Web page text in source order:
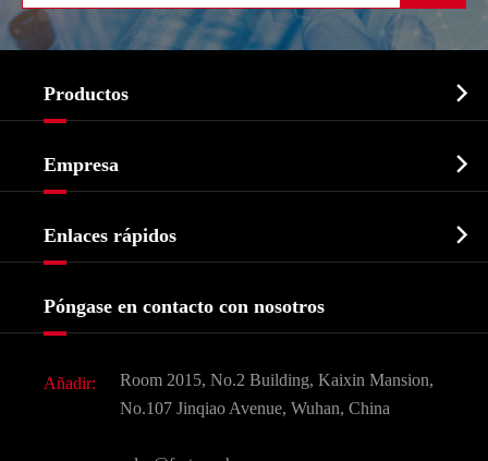
Productos 
Bioquímico
Agroquímicos e intermedios
Ingredientes Cosméticos
Sabores y fragancias
Empresa 
Historia de la empresa
Enlaces rápidos 
Preguntas frecuentes (FAQ)
Póngase en contacto con nosotros
Añadir:
Room 2015, No.2 Building, Kaixin Mansion,
No.107 Jinqiao Avenue, Wuhan, China